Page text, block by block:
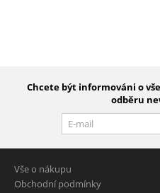
Chcete být informováni o
odběru
Vše o nákupu
Obchodní podmínky